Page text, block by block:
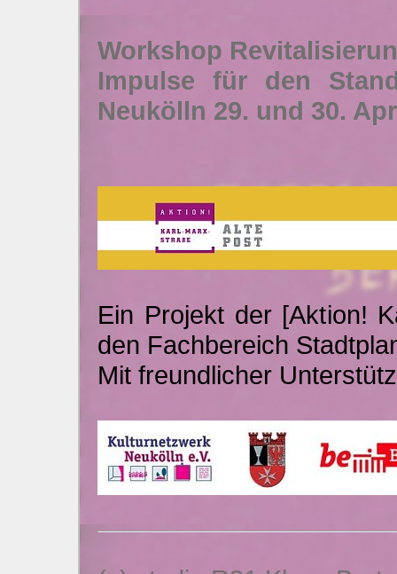
Workshop
Impulse für den
Neukölln 29. und 30.
Ein Projekt der [Aktion!
den Fachbereich
Mit freundlicher